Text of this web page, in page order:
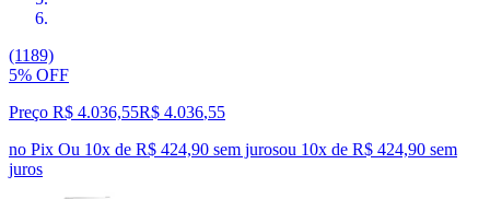
(1189)
5% OFF
Preço R$ 4.036,55R$ 4.036,55
no Pix Ou 10x de R$ 424,90 sem jurosou 10x de R$ 424,90 sem
juros